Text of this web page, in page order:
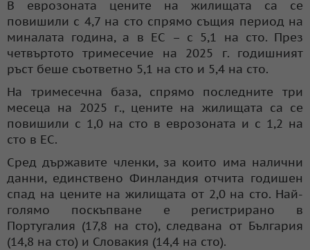
В еврозоната цените на жилищата са се
повишили с 4,7 на сто спрямо същия период на
миналата година, а в ЕС – с 5,1 на сто. През
четвъртото тримесечие на 2025 г. годишният
ръст беше съответно 5,1 на сто и 5,4 на сто.
На тримесечна база, спрямо последните три
месеца на 2025 г., цените на жилищата са се
повишили с 1,0 на сто в еврозоната и с 1,2 на
сто в ЕС.
Сред държавите членки, за които има налични
данни, единствено Финландия отчита годишен
спад на цените на жилищата от 2,0 на сто. Най-
голямо поскъпване е регистрирано в
Португалия (17,8 на сто), следвана от България
(14,8 на сто) и Словакия (14,4 на сто).